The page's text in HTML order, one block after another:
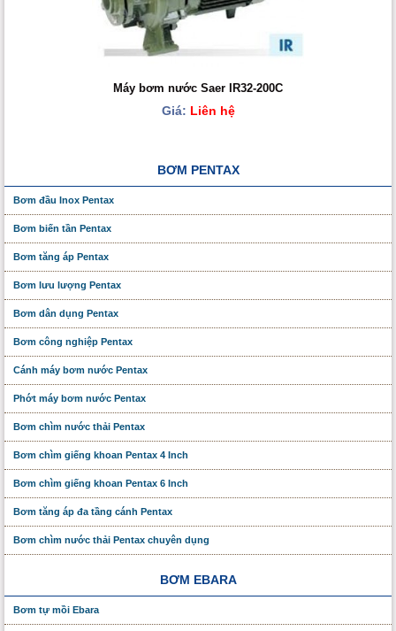
Máy bơm nước Saer IR32-200C
Giá: Liên hệ
BƠM PENTAX
Bơm đầu Inox Pentax
Bơm biến tần Pentax
Bơm tăng áp Pentax
Bơm lưu lượng Pentax
Bơm dân dụng Pentax
Bơm công nghiệp Pentax
Cánh máy bơm nước Pentax
Phớt máy bơm nước Pentax
Bơm chìm nước thải Pentax
Bơm chìm giếng khoan Pentax 4 Inch
Bơm chìm giếng khoan Pentax 6 Inch
Bơm tăng áp đa tầng cánh Pentax
Bơm chìm nước thải Pentax chuyên dụng
BƠM EBARA
Bơm tự mồi Ebara